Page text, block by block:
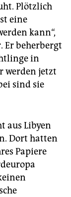
Plötzlich
eine
kann“,
Er beherbergt
in
werden jetzt
sind sie
aus Libyen
Dort hatten
Papiere